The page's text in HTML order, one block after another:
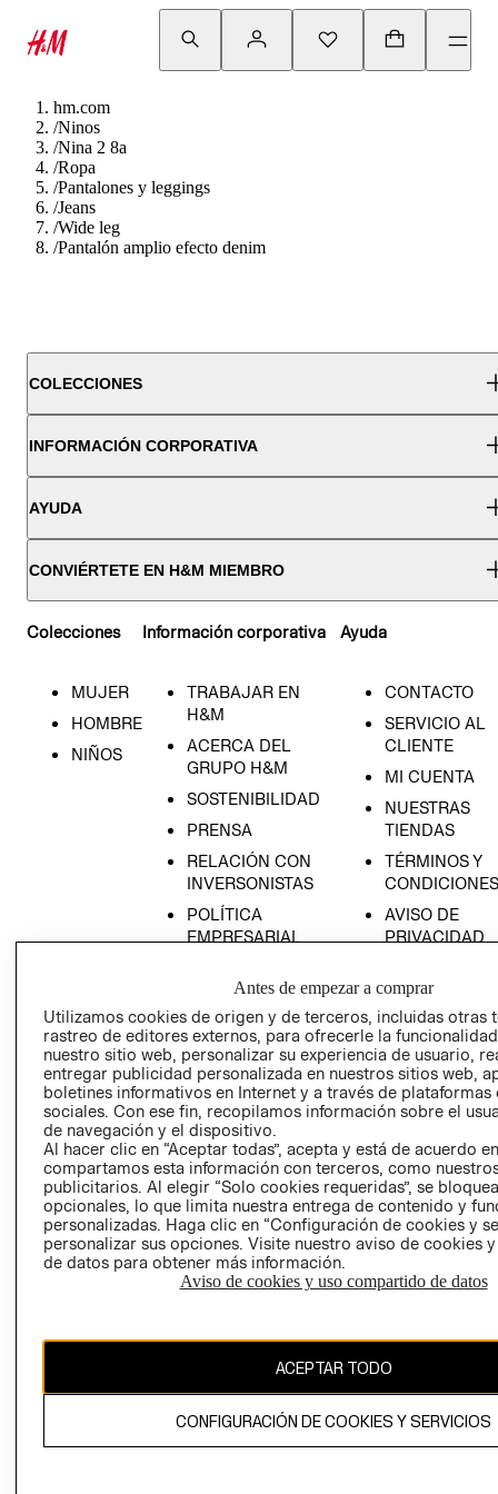
hm.com
/Ninos
/Nina 2 8a
/Ropa
/Pantalones y leggings
/Jeans
/Wide leg
/Pantalón amplio efecto denim
COLECCIONES
INFORMACIÓN CORPORATIVA
AYUDA
CONVIÉRTETE EN H&M MIEMBRO
Colecciones
MUJER
HOMBRE
NIÑOS
Información corporativa
TRABAJAR EN
H&M
ACERCA DEL
GRUPO H&M
SOSTENIBILIDAD
PRENSA
RELACIÓN CON
INVERSONISTAS
POLÍTICA
EMPRESARIAL
Ayuda
CONTACTO
SERVICIO AL
CLIENTE
MI CUENTA
NUESTRAS
TIENDAS
TÉRMINOS Y
CONDICIONES
AVISO DE
PRIVACIDAD
AVISO DE
COOKIES
LIBRO DE
Ecuador ($)
CAMBIAR REGIÓN
El contenido de esta página web está protegido por copyright y es
Antes de empezar a comprar
Utilizamos cookies de origen y de terceros, incluidas otras
rastreo de editores externos, para ofrecerle la
nuestro sitio web, personalizar su experiencia de usuario,
entregar publicidad personalizada en nuestros sitios web,
boletines informativos en Internet y a través de plataformas
sociales. Con ese fin, recopilamos información sobre el
de navegación y el dispositivo.
Al hacer clic en “Aceptar todas”, acepta y está de acuerdo
compartamos esta información con terceros, como
publicitarios. Al elegir “Solo cookies requeridas”, se
opcionales, lo que limita nuestra entrega de contenido y
personalizadas. Haga clic en “Configuración de cookies y
personalizar sus opciones. Visite nuestro aviso de cookies
de datos para obtener más información.
Aviso de cookies y uso compartido de datos
ACEPTAR TODO
CONFIGURACIÓN DE COOKIES Y SERVICIOS